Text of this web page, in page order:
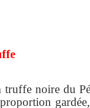
truffe noire du